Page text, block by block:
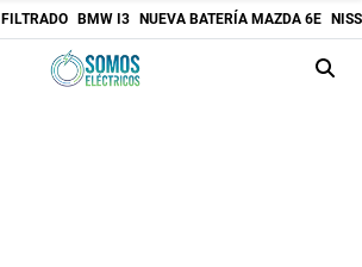
BMW I3 NUEVA BATERÍA MAZDA 6E